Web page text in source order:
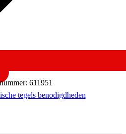
611951
tegels benodigdheden